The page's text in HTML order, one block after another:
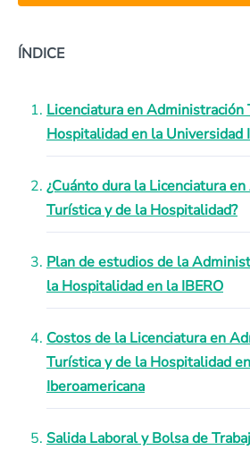
ÍNDICE
Licenciatura en Administración
Hospitalidad en la Universidad
¿Cuánto dura la Licenciatura
Turística y de la Hospitalidad?
Plan de estudios de la
la Hospitalidad en la IBERO
Costos de la Licenciatura en
Turística y de la Hospitalidad
Iberoamericana
Salida Laboral y Bolsa de